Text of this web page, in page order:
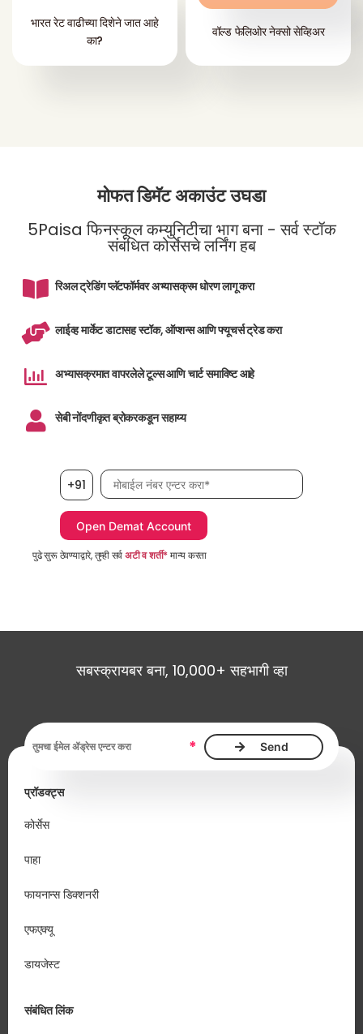
भारत रेट वाढीच्या दिशेने जात आहे
का?
वॉल्ड फेलिओर नेक्सो सेव्हिअर
मोफत डिमॅट अकाउंट उघडा
5Paisa फिनस्कूल कम्युनिटीचा भाग बना - सर्व स्टॉक
संबंधित कोर्सेसचे लर्निंग हब
रिअल ट्रेडिंग प्लॅटफॉर्मवर अभ्यासक्रम धोरण लागू करा
लाईव्ह मार्केट डाटासह स्टॉक, ऑप्शन्स आणि फ्यूचर्स ट्रेड करा
अभ्यासक्रमात वापरलेले टूल्स आणि चार्ट समाविष्ट आहे
सेबी नोंदणीकृत ब्रोकरकडून सहाय्य
+91 मोबाईल नंबर, आवश्यक
पुढे सुरू ठेवण्याद्वारे, तुम्ही सर्वअटी व शर्ती*मान्य करता
सबस्क्रायबर बना, 10,000+ सहभागी व्हा
ईमेल ॲड्रेस, आवश्यक *
प्रॉडक्ट्स
कोर्सेस
पाहा
फायनान्स डिक्शनरी
एफएक्यू
डायजेस्ट
संबंधित लिंक